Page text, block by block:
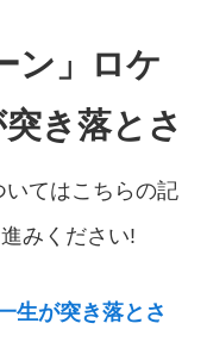
ン」ロケ
き落とさ
いてはこちらの記
みください!
生が突き落とさ